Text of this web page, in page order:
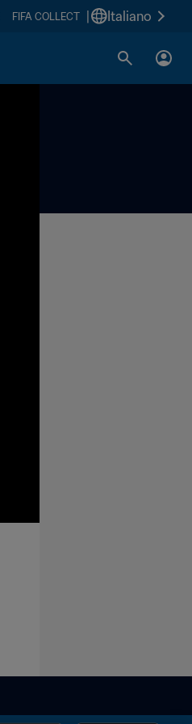
FIFA COLLECT Italiano